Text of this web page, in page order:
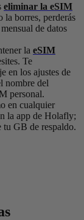
eliminar la eSIM
la borres, perderás
de datos
la eSIM
Te
en los ajustes de
nombre del
personal.
en cualquier
la app de Holafly;
tu GB de respaldo.